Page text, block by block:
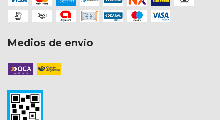
Medios de envío